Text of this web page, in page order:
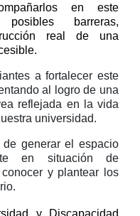
en este
barreras,
real de una
a fortalecer este
al logro de una
reflejada en la vida
universidad.
generar el espacio
en situación de
y plantear los
y Discapacidad